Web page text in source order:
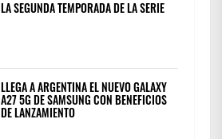
LA SEGUNDA TEMPORADA DE LA SERIE
LLEGA A ARGENTINA EL NUEVO GALAXY
A27 5G DE SAMSUNG CON BENEFICIOS
DE LANZAMIENTO